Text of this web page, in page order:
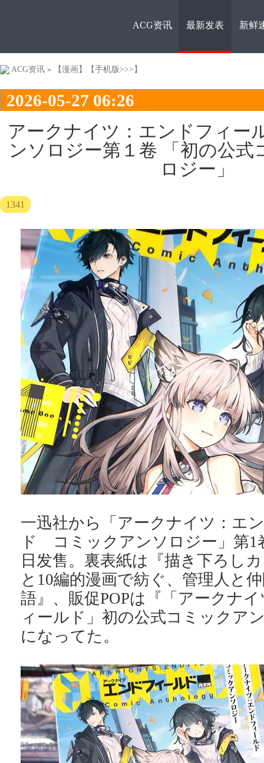
ACG资
ACG资讯 最新发表 新鲜
ACG资讯 » 【漫画】 【手机版>>>】
2026-05-27 06:26
アークナイツ：エンドフィー
ンソロジー第１卷 「初の公式
ロジー」
1341
一迅社から「アークナイツ：エ
ド コミックアンソロジー」第1
日发售。裏表紙は『描き下ろし
と10編的漫画で紡ぐ、管理人と
語』、販促POPは『「アークナ
ィールド」初の公式コミックア
になってた。